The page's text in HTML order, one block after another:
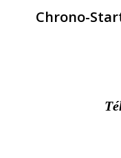
Chrono-